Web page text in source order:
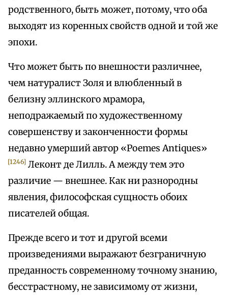
родственного, быть может, потому, что оба
выходят из коренных свойств одной и той же
эпохи.
Что может быть по внешности различнее,
чем натуралист Золя и влюбленный в
белизну эллинского мрамора,
неподражаемый по художественному
совершенству и законченности формы
недавно умерший автор «Poemes Antiques»
[1246] Леконт де Лилль. А между тем это
различие — внешнее. Как ни разнородны
явления, философская сущность обоих
писателей общая.
Прежде всего и тот и другой всеми
произведениями выражают безграничную
преданность современному точному знанию,
бесстрастному, не зависимому от жизни,